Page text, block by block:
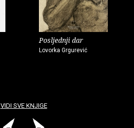
Posljednji dar
Lovorka Grgurević
VIDI SVE KNJIGE